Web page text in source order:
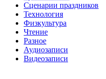
Сценарии праздников
Технология
Физкультура
Чтение
Разное
Аудиозаписи
Видеозаписи